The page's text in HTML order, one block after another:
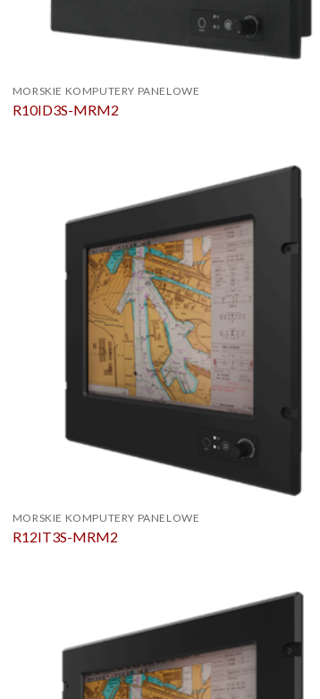
MORSKIE KOMPUTERY PANELOWE
R10ID3S-MRM2
MORSKIE KOMPUTERY PANELOWE
R12IT3S-MRM2